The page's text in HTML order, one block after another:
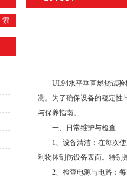
UL94水平垂直燃烧试验
测。为了确保设备的稳定性
与保养指南。
一、日常维护与检查
1、设备清洁：在每次使
利物体刮伤设备表面。特别
2、检查电源与电路：每